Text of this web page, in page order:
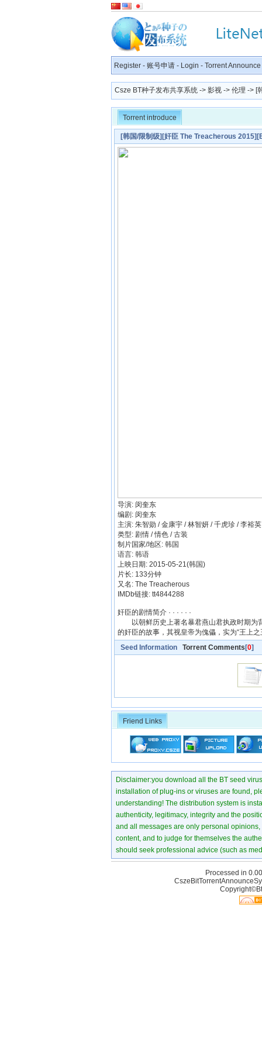
Register - 账号申请 - Login - Torrent Announce
Csze BT种子发布共享系统 -> 影视 -> 伦理 -> [
Torrent introduce
[韩国/限制级][奸臣 The Treacherous
导演: 闵奎东
编剧: 闵奎东
主演: 朱智勋 / 金康宇 / 林智妍 / 千虎珍 / 李裕英
类型: 剧情 / 情色 / 古装
制片国家/地区: 韩国
语言: 韩语
上映日期: 2015-05-21(韩国)
片长: 133分钟
又名: The Treacherous
IMDb链接: tt4844288
奸臣的剧情简介 · · · · · ·
以朝鲜历史上著名暴君燕山君执政时期为
的奸臣的故事，其视皇帝为傀儡，实为“王上之
Seed Information Torrent Comments [0]
Friend Links
Disclaimer:you download all the BT seed
installation of plug-ins or viruses are found,
understanding! The distribution system is
authenticity, legitimacy, integrity and the
and all messages are only personal
content, and to judge for themselves the
should seek professional advice (such as
Processed in